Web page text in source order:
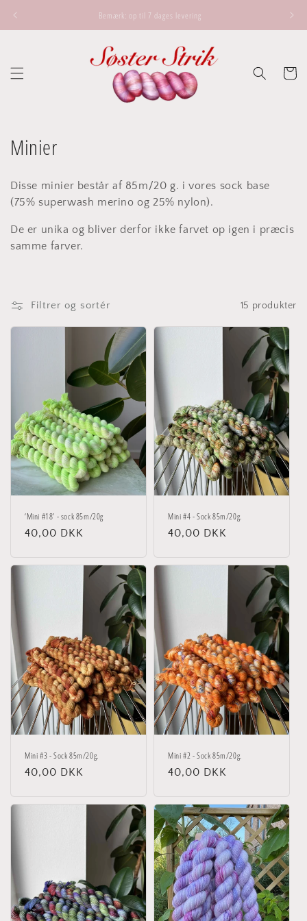
Bemærk: op til 7 dages levering
K
l
l
e
t
i
Minier
Disse minier består af 85m/20 g. i vores sock base
(75% superwash merino og 25% nylon).
De er unika og bliver derfor ikke farvet op igen i præcis
samme farver.
Filtrer og sortér 15 produkter
‘Mini #18’ - sock 85m/20g
Normalpris
40,00 DKK
Mini #4 - Sock 85m/20g.
Normalpris
40,00 DKK
Mini #3 - Sock 85m/20g.
Normalpris
40,00 DKK
Mini #2 - Sock 85m/20g.
Normalpris
40,00 DKK